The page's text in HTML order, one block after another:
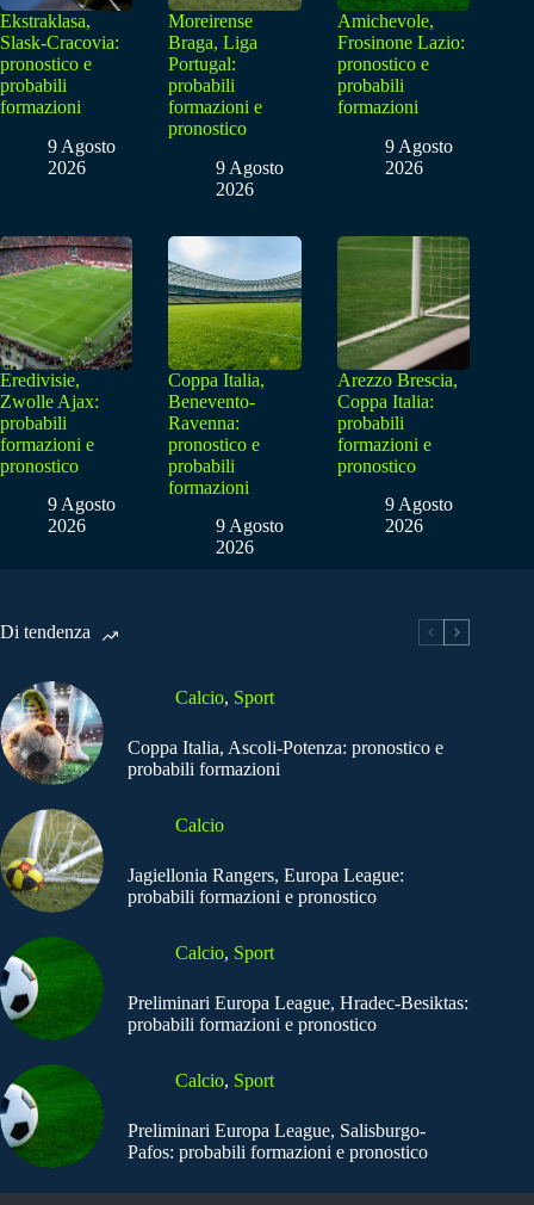
Ekstraklasa,
Slask-Cracovia:
pronostico e
probabili
formazioni
9 Agosto
2026
Moreirense
Braga, Liga
Portugal:
probabili
formazioni e
pronostico
9 Agosto
2026
Amichevole,
Frosinone Lazio:
pronostico e
probabili
formazioni
9 Agosto
2026
Eredivisie,
Zwolle Ajax:
probabili
formazioni e
pronostico
9 Agosto
2026
Coppa Italia,
Benevento-
Ravenna:
pronostico e
probabili
formazioni
9 Agosto
2026
Arezzo Brescia,
Coppa Italia:
probabili
formazioni e
pronostico
9 Agosto
2026
Di tendenza
Calcio, Sport
Coppa Italia, Ascoli-Potenza: pronostico e
probabili formazioni
Calcio
Jagiellonia Rangers, Europa League:
probabili formazioni e pronostico
Calcio, Sport
Preliminari Europa League, Hradec-Besiktas:
probabili formazioni e pronostico
Calcio, Sport
Preliminari Europa League, Salisburgo-
Pafos: probabili formazioni e pronostico